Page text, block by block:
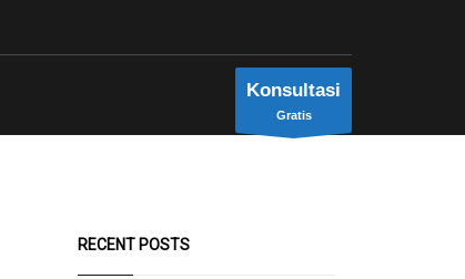
Konsultasi
Gratis
RECENT POSTS